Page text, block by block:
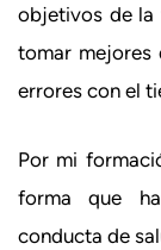
objetivos de la
tomar mejores
errores con el
Por mi
forma que
conducta de